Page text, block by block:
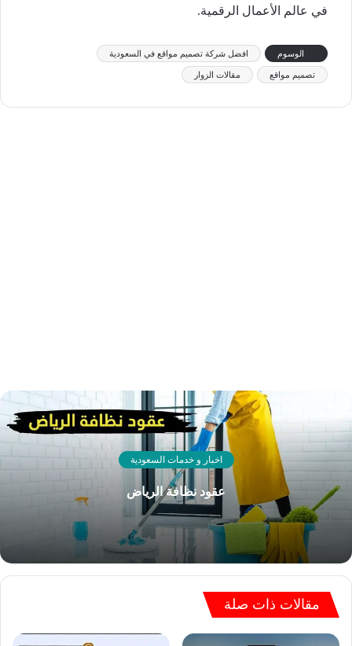
في عالم الأعمال الرقمية.
الوسوم افضل شركة تصميم مواقع في السعودية
تصميم مواقع مقالات الزوار
اخبار و خدمات السعودية
عقود نظافة الرياض
مقالات ذات صلة